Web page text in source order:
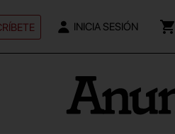
INICIA SESIÓN